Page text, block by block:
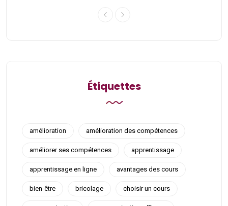
Étiquettes
amélioration amélioration des compétences
améliorer ses compétences apprentissage
apprentissage en ligne avantages des cours
bien-être bricolage choisir un cours